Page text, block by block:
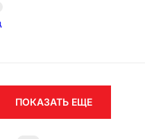
ПОКАЗАТЬ ЕЩЕ